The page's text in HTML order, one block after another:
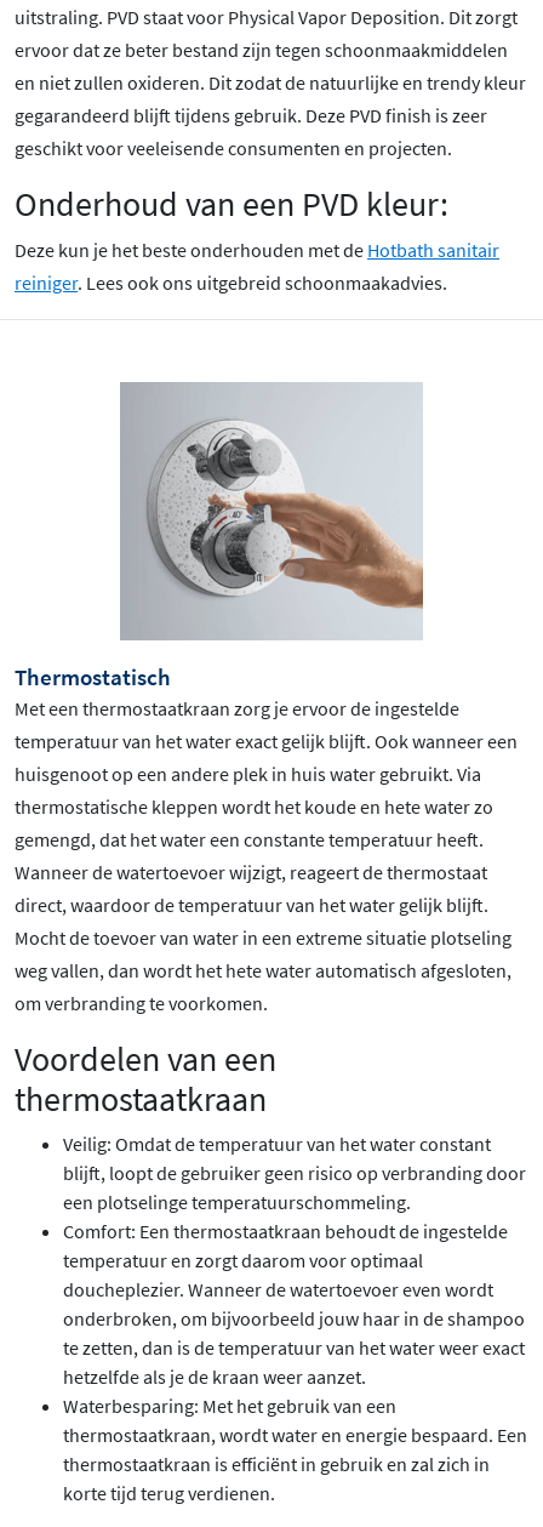
uitstraling. PVD staat voor Physical Vapor Deposition. Dit zorgt
ervoor dat ze beter bestand zijn tegen schoonmaakmiddelen
en niet zullen oxideren. Dit zodat de natuurlijke en trendy kleur
gegarandeerd blijft tijdens gebruik. Deze PVD finish is zeer
geschikt voor veeleisende consumenten en projecten.
Onderhoud van een PVD kleur:
Deze kun je het beste onderhouden met de Hotbath sanitair
reiniger. Lees ook ons uitgebreid schoonmaakadvies.
Thermostatisch
Met een thermostaatkraan zorg je ervoor de ingestelde
temperatuur van het water exact gelijk blijft. Ook wanneer een
huisgenoot op een andere plek in huis water gebruikt. Via
thermostatische kleppen wordt het koude en hete water zo
gemengd, dat het water een constante temperatuur heeft.
Wanneer de watertoevoer wijzigt, reageert de thermostaat
direct, waardoor de temperatuur van het water gelijk blijft.
Mocht de toevoer van water in een extreme situatie plotseling
weg vallen, dan wordt het hete water automatisch afgesloten,
om verbranding te voorkomen.
Voordelen van een
thermostaatkraan
Veilig: Omdat de temperatuur van het water constant
blijft, loopt de gebruiker geen risico op verbranding door
een plotselinge temperatuurschommeling.
Comfort: Een thermostaatkraan behoudt de ingestelde
temperatuur en zorgt daarom voor optimaal
doucheplezier. Wanneer de watertoevoer even wordt
onderbroken, om bijvoorbeeld jouw haar in de shampoo
te zetten, dan is de temperatuur van het water weer exact
hetzelfde als je de kraan weer aanzet.
Waterbesparing: Met het gebruik van een
thermostaatkraan, wordt water en energie bespaard. Een
thermostaatkraan is efficiënt in gebruik en zal zich in
korte tijd terug verdienen.